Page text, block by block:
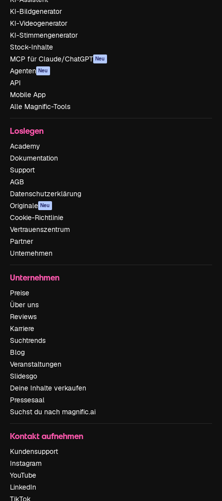
KI-Bildgenerator
KI-Videogenerator
KI-Stimmengenerator
Stock-Inhalte
MCP für Claude/ChatGPT Neu
Agenten Neu
API
Mobile App
Alle Magnific-Tools
Loslegen
Academy
Dokumentation
Support
AGB
Datenschutzerklärung
Originale Neu
Cookie-Richtlinie
Vertrauenszentrum
Partner
Unternehmen
Unternehmen
Preise
Über uns
Reviews
Karriere
Suchtrends
Blog
Veranstaltungen
Slidesgo
Deine Inhalte verkaufen
Pressesaal
Suchst du nach magnific.ai
Kontakt aufnehmen
Kundensupport
Instagram
YouTube
LinkedIn
TikTok